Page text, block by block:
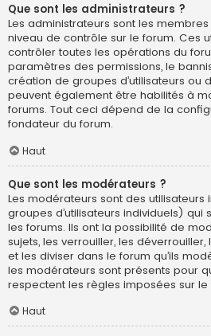
Que sont les administrateurs ?
Les administrateurs sont les
niveau de contrôle sur le forum. Ces
contrôler toutes les opérations du
paramètres des permissions, le
création de groupes d’utilisateurs ou
peuvent également être habilités à
forums. Tout ceci dépend de la
fondateur du forum.
Haut
Que sont les modérateurs ?
Les modérateurs sont des utilisateurs
groupes d’utilisateurs individuels) qui
les forums. Ils ont la possibilité de
sujets, les verrouiller, les
et les diviser dans le forum qu’ils
les modérateurs sont présents pour
respectent les règles imposées sur le
Haut